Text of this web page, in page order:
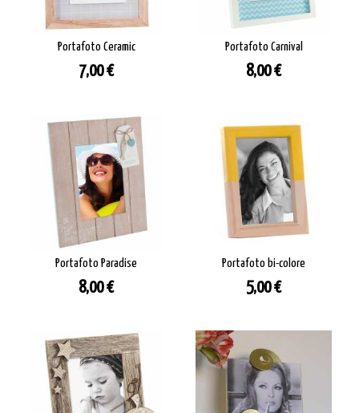
Portafoto Ceramic
Prezzo
7,00 €
Portafoto Carnival
Prezzo
8,00 €
Portafoto Paradise
Prezzo
8,00 €
Portafoto bi-colore
Prezzo
5,00 €